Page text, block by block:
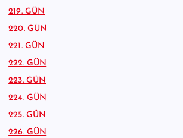
219. GÜN
220. GÜN
221. GÜN
222. GÜN
223. GÜN
224. GÜN
225. GÜN
226. GÜN